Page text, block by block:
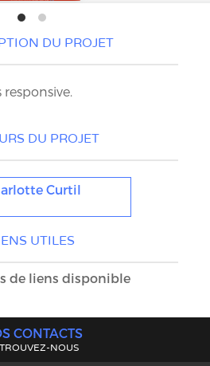
DU PROJET
responsive.
DU PROJET
Curtil
UTILES
de liens disponible
CONTACTS
NOUS